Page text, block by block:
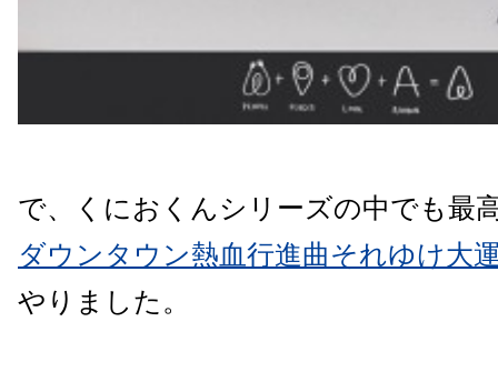
で、くにおくんシリーズの中でも最
ダウンタウン熱血行進曲それゆけ大
やりました。